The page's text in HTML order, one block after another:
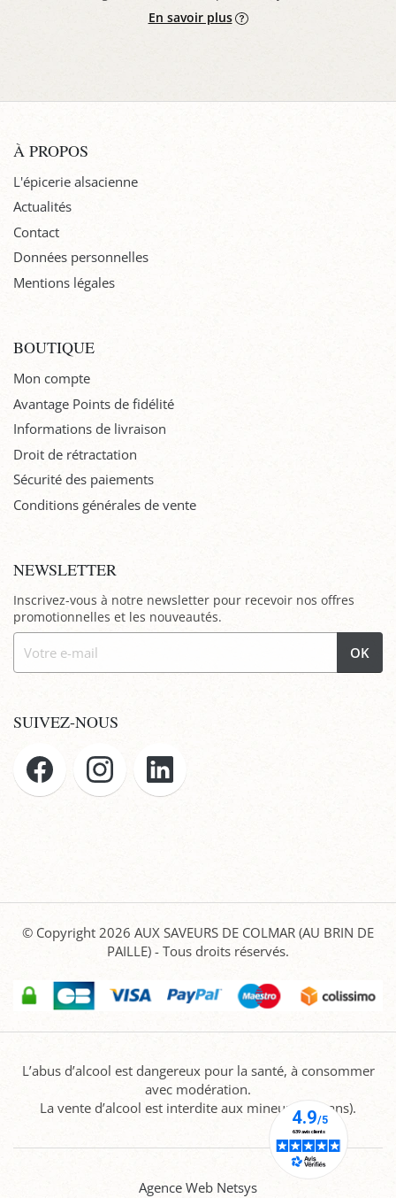
En savoir plus
À PROPOS
L'épicerie alsacienne
Actualités
Contact
Données personnelles
Mentions légales
BOUTIQUE
Mon compte
Avantage Points de fidélité
Informations de livraison
Droit de rétractation
Sécurité des paiements
Conditions générales de vente
NEWSLETTER
Inscrivez-vous à notre newsletter pour recevoir nos offres
promotionnelles et les nouveautés.
OK
SUIVEZ-NOUS
© Copyright 2026 AUX SAVEURS DE COLMAR (AU BRIN DE
PAILLE) - Tous droits réservés.
L’abus d’alcool est dangereux pour la santé, à consommer
avec modération.
La vente d’alcool est interdite aux mineurs (-18 ans).
Agence Web Netsys